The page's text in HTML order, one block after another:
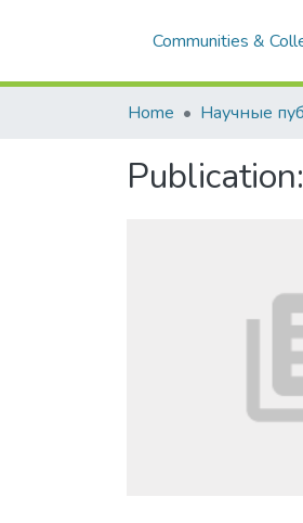
Home
Publication: